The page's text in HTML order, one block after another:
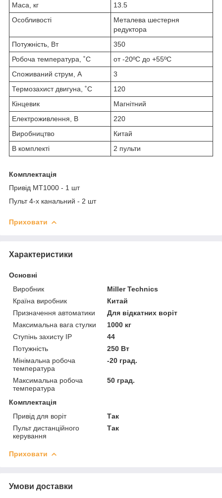
Маса, кг
13.5
Особливості
Металева шестерня
редуктора
Потужність, Вт
350
Робоча температура, ˚С
от -20ºС до +55ºС
Споживаний струм, А
3
Термозахист двигуна, ˚С
120
Кінцевик
Магнітний
Електроживлення, В
220
Виробництво
Китай
В комплекті
2 пульти
Комплектація
Привід МТ1000 - 1 шт
Пульт 4-х канальний - 2 шт
Приховати
Характеристики
Основні
Виробник
Miller Technics
Країна виробник
Китай
Призначення автоматики
Для відкатних воріт
Максимальна вага стулки
1000 кг
Ступінь захисту IP
44
Потужність
250 Вт
Мінімальна робоча
температура
-20 град.
Максимальна робоча
температура
50 град.
Комплектація
Привід для воріт
Так
Пульт дистанційного
керування
Так
Приховати
Умови доставки